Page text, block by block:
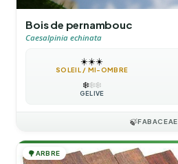
Bois de pernambouc
Caesalpinia echinata
☀️☀️☀️
SOLEIL / MI-OMBRE
❄️❄️❄️
GÉLIVE
🍃FABACEAE
🌳ARBRE